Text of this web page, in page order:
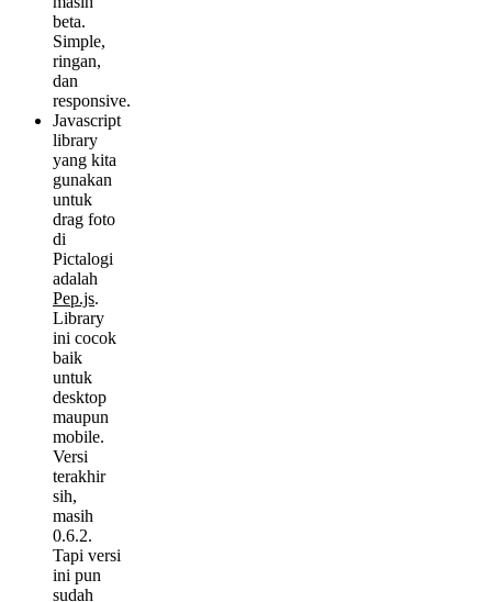
beta.
Simple,
ringan,
dan
responsive.
Javascript
library
yang kita
gunakan
untuk
drag foto
di
Pictalogi
adalah
Pep.js.
Library
ini cocok
baik
untuk
desktop
maupun
mobile.
Versi
terakhir
sih,
masih
0.6.2.
Tapi versi
ini pun
sudah